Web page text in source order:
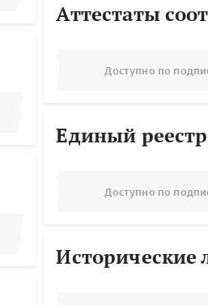
Аттестаты
Доступно по
Единый
Доступно по
Исторические